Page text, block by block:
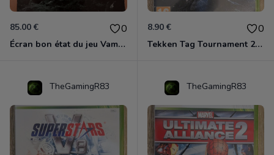
85.00 € 0
Écran bon état du jeu Vampire et livre de règles « la mascarade » état d’usage
8.90 € 0
Tekken Tag Tournament 2 Xbox 360
TheGamingR83 TheGamingR83